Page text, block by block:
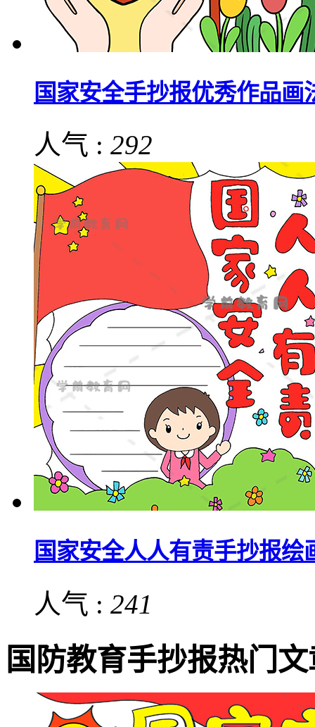
国家安全手抄报优秀作品画
人气 : 292
国家安全人人有责手抄报绘
人气 : 241
国防教育手抄报热门